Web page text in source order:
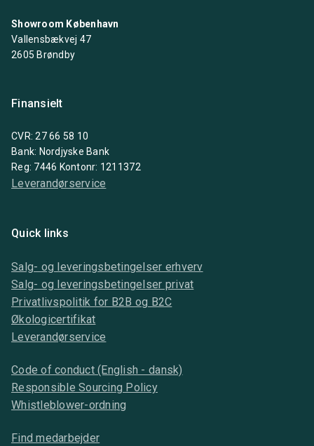
Showroom København
Vallensbækvej 47
2605 Brøndby
Finansielt
CVR: 27 66 58 10
Bank: Nordjyske Bank
Reg: 7446 Kontonr: 1211372
Leverandørservice
Quick links
Salg- og leveringsbetingelser erhverv
Salg- og leveringsbetingelser privat
Privatlivspolitik for B2B og B2C
Økologicertifikat
Leverandørservice
Code of conduct (English - dansk)
Responsible Sourcing Policy
Whistleblower-ordning
Find medarbejder